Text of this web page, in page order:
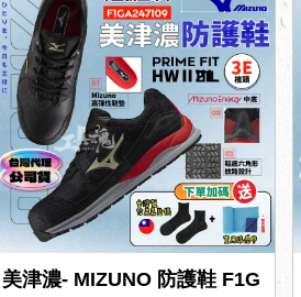
美津濃- MIZUNO 防護鞋 F1G